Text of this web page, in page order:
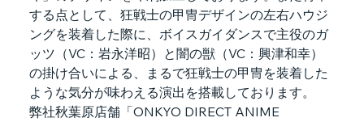
する点として、狂戦士の甲冑デザインの左右ハウジ
ングを装着した際に、ボイスガイダンスで主役のガ
ッツ（VC：岩永洋昭）と闇の獣（VC：興津和幸）
の掛け合いによる、まるで狂戦士の甲冑を装着した
ような気分が味わえる演出を搭載しております。
弊社秋葉原店舗「ONKYO DIRECT ANIME